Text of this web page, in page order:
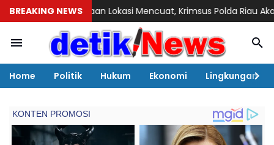
BREAKING NEWS
Lokasi Mencuat, Krimsus Polda Riau Akan Tinjauan
Home Politik Hukum Ekonomi Lingkungan